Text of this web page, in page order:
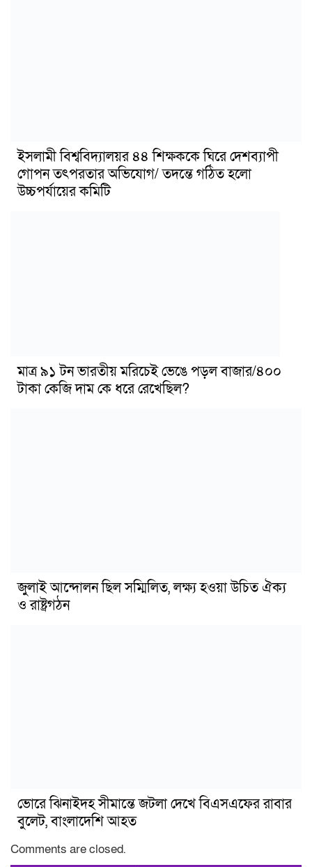
ইসলামী বিশ্ববিদ্যালয়র ৪৪ শিক্ষককে ঘিরে দেশব্যাপী
গোপন তৎপরতার অভিযোগ/ তদন্তে গঠিত হলো
উচ্চপর্যায়ের কমিটি
মাত্র ৯১ টন ভারতীয় মরিচেই ভেঙে পড়ল বাজার/৪০০
টাকা কেজি দাম কে ধরে রেখেছিল?
জুলাই আন্দোলন ছিল সম্মিলিত, লক্ষ্য হওয়া উচিত ঐক্য
ও রাষ্ট্রগঠন
ভোরে ঝিনাইদহ সীমান্তে জটলা দেখে বিএসএফের রাবার
বুলেট, বাংলাদেশি আহত
Comments are closed.